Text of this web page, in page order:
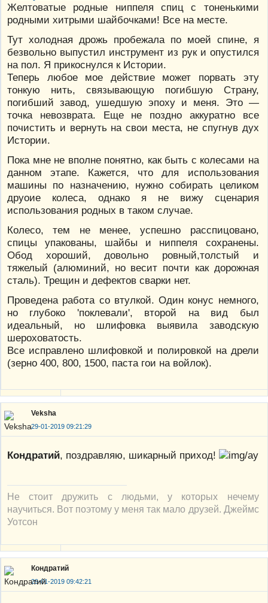
Желтоватые родные ниппеля спиц с тоненькими
родными хитрыми шайбочками! Все на месте.
Тут холодная дрожь пробежала по моей спине, я
безвольно выпустил инструмент из рук и опустился
на пол. Я прикоснулся к Истории.
Теперь любое мое действие может порвать эту
тонкую нить, связывающую погибшую Страну,
погибший завод, ушедшую эпоху и меня. Это —
точка невозврата. Еще не поздно аккуратно все
почистить и вернуть на свои места, не спугнув дух
Истории.
Пока мне не вполне понятно, как быть с колесами на
данном этапе. Кажется, что для использования
машины по назначению, нужно собирать целиком
друоие колеса, однако я не вижу сценария
использования родных в таком случае.
Колесо, тем не менее, успешно расспицовано,
спицы упакованы, шайбы и ниппеля сохранены.
Обод хороший, довольно ровный,толстый и
тяжелый (алюминий, но весит почти как дорожная
сталь). Трещин и дефектов сварки нет.
Проведена работа со втулкой. Один конус немного,
но глубоко 'поклевали', второй на вид был
идеальный, но шлифовка выявила заводскую
шероховатость.
Все исправлено шлифовкой и полировкой на дрели
(зерно 400, 800, 1500, паста гои на войлок).
Veksha
29-01-2019 09:21:29
Кондратий, поздравляю, шикарный приход!
Не стоит дружить с людьми, у которых нечему
научиться. Вот поэтому у меня так мало друзей. Джеймс
Уотсон
Кондратий
29-01-2019 09:42:21